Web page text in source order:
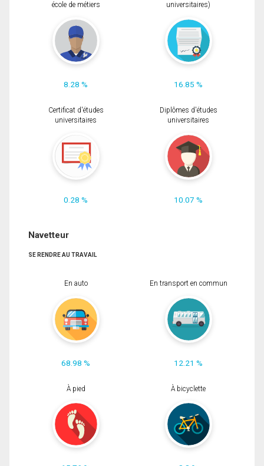
école de métiers
8.28 %
universitaires)
16.85 %
Certificat d'études
universitaires
0.28 %
Diplômes d'études
universitaires
10.07 %
Navetteur
SE RENDRE AU TRAVAIL
En auto
68.98 %
En transport en commun
12.21 %
À pied À bicyclette